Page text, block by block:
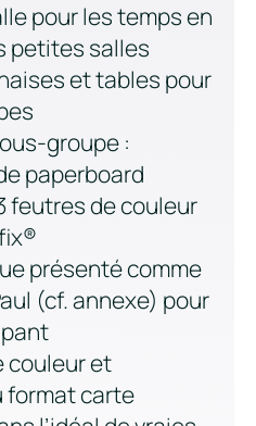
pour les temps en
petites salles
et tables pour
groupe :
paperboard
feutres de couleur
présenté comme
(cf. annexe) pour
couleur et
format carte